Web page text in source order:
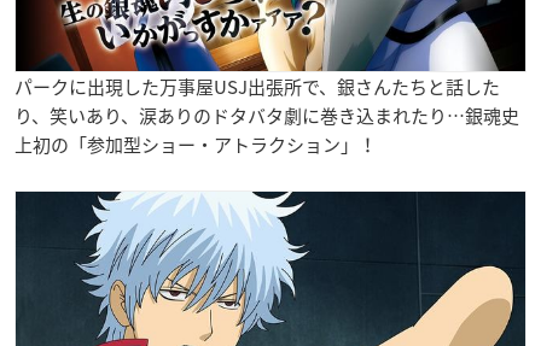
パークに出現した万事屋USJ出張所で、銀さんたちと話した
り、笑いあり、涙ありのドタバタ劇に巻き込まれたり…銀魂史
上初の「参加型ショー・アトラクション」！